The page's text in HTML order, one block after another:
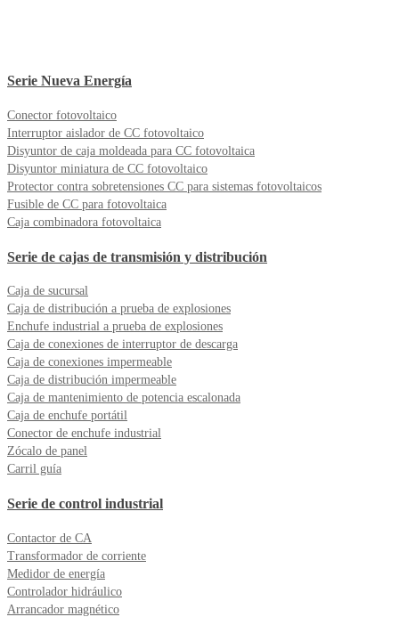
Serie Nueva Energía
Conector fotovoltaico
Interruptor aislador de CC fotovoltaico
Disyuntor de caja moldeada para CC fotovoltaica
Disyuntor miniatura de CC fotovoltaico
Protector contra sobretensiones CC para sistemas fotovoltaicos
Fusible de CC para fotovoltaica
Caja combinadora fotovoltaica
Serie de cajas de transmisión y distribución
Caja de sucursal
Caja de distribución a prueba de explosiones
Enchufe industrial a prueba de explosiones
Caja de conexiones de interruptor de descarga
Caja de conexiones impermeable
Caja de distribución impermeable
Caja de mantenimiento de potencia escalonada
Caja de enchufe portátil
Conector de enchufe industrial
Zócalo de panel
Carril guía
Serie de control industrial
Contactor de CA
Transformador de corriente
Medidor de energía
Controlador hidráulico
Arrancador magnético